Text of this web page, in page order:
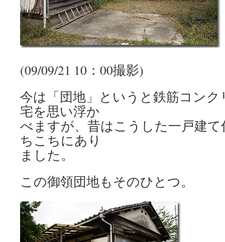
(09/09/21 10：00撮影)
今は「団地」というと鉄筋コン
宅を思い浮か
べますが、昔はこうした一戸建
ちこちにあり
ました。
この御領団地もそのひとつ。